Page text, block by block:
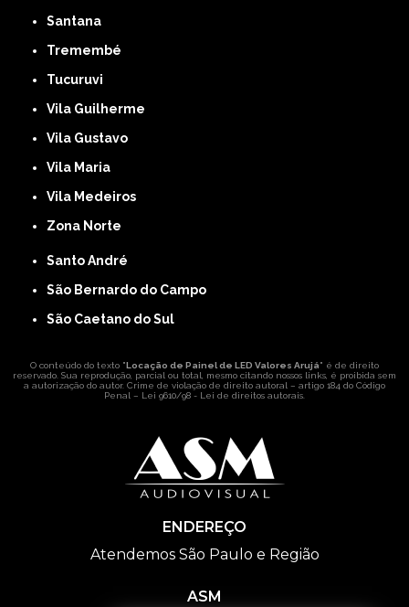
Santana
Tremembé
Tucuruvi
Vila Guilherme
Vila Gustavo
Vila Maria
Vila Medeiros
Zona Norte
Santo André
São Bernardo do Campo
São Caetano do Sul
O conteúdo do texto "Locação de Painel de LED Valores Arujá" é de direito
reservado. Sua reprodução, parcial ou total, mesmo citando nossos links, é proibida sem
a autorização do autor. Crime de violação de direito autoral – artigo 184 do Código
Penal – Lei 9610/98 - Lei de direitos autorais
ENDEREÇO
Atendemos São Paulo e Região
ASM